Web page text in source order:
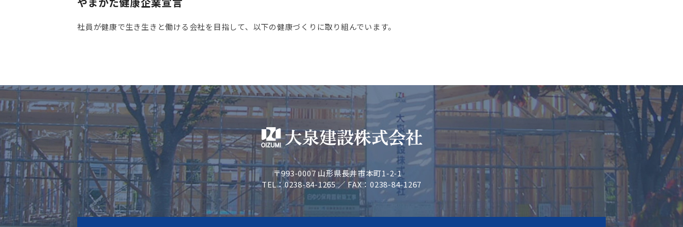
社員が健康で生き生きと働ける会社を目指して、以下の健康づくりに取り組んでいます。
〒993-0007 山形県長井市本町1-2-1
TEL：0238-84-1265 ／ FAX：0238-84-1267